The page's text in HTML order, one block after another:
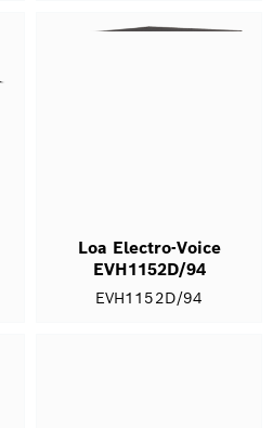
Loa Electro-Voice
EVH1152D/94
EVH1152D/94